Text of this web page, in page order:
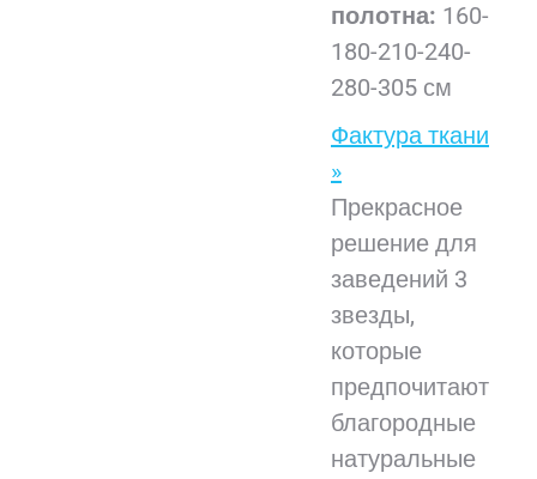
полотна: 160-
180-210-240-
280-305 см
Фактура ткани
»
Прекрасное
решение для
заведений 3
звезды,
которые
предпочитают
благородные
натуральные